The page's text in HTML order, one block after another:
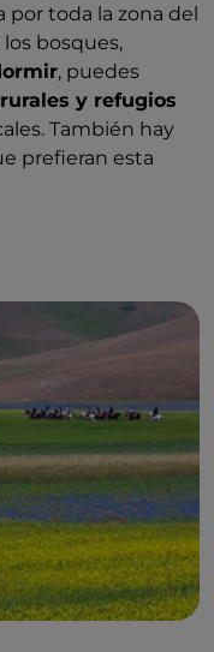
toda la zona del
bosques,
, puedes
y refugios
También hay
prefieran esta